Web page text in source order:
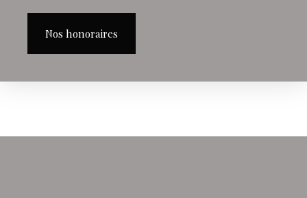
Nos honoraires